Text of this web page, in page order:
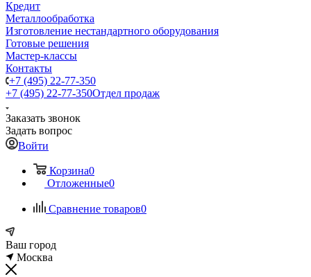
Кредит
Металлообработка
Изготовление нестандартного оборудования
Готовые решения
Мастер-классы
Контакты
+7 (495) 22-77-350
+7 (495) 22-77-350Отдел продаж
Заказать звонок
Задать вопрос
Войти
Корзина0
Отложенные0
Сравнение товаров0
Ваш город
Москва